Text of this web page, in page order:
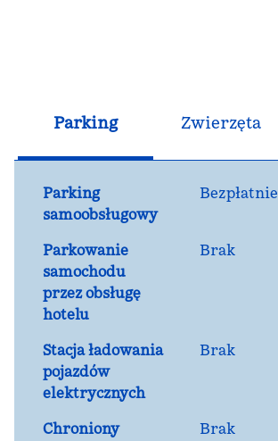
Parking Zwierzęta
Parking
samoobsługowy
Bezpłatnie
Parkowanie
samochodu
przez obsługę
hotelu
Brak
Stacja ładowania
pojazdów
elektrycznych
Brak
Chroniony
Brak